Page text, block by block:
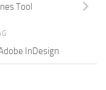
Tool
InDesign